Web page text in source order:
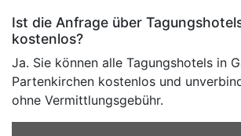
Ist die Anfrage über
kostenlos?
Ja. Sie können alle Tagungshotels in
Partenkirchen kostenlos und
ohne Vermittlungsgebühr.